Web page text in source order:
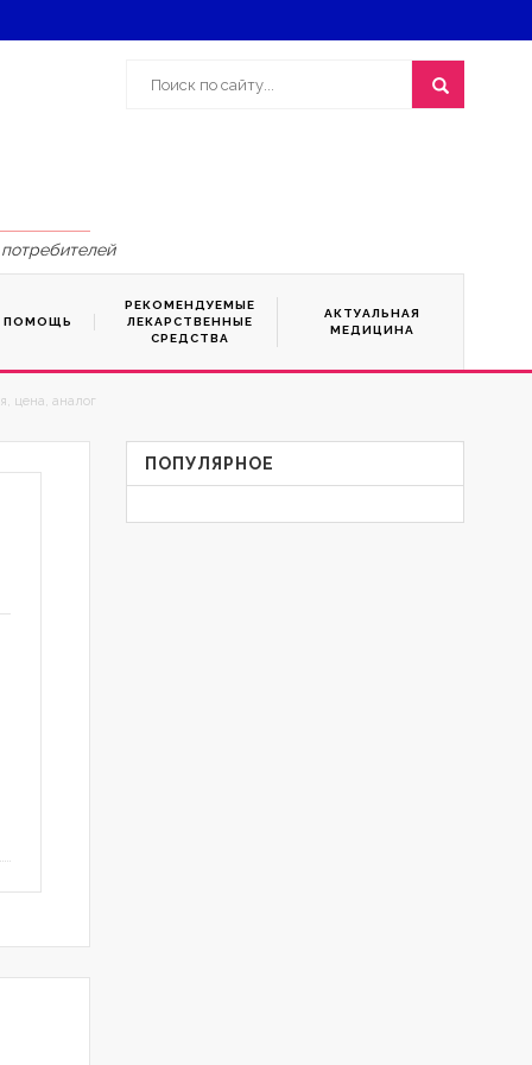
ПОМОЩЬ
РЕКОМЕНДУЕМЫЕ
ЛЕКАРСТВЕННЫЕ
СРЕДСТВА
АКТУАЛЬНАЯ
МЕДИЦИНА
цена, аналог
ПОПУЛЯРНОЕ